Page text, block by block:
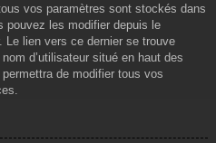
vos paramètres sont stockés dans
pouvez les modifier depuis le
Le lien vers ce dernier se trouve
d’utilisateur situé en haut des
de modifier tous vos